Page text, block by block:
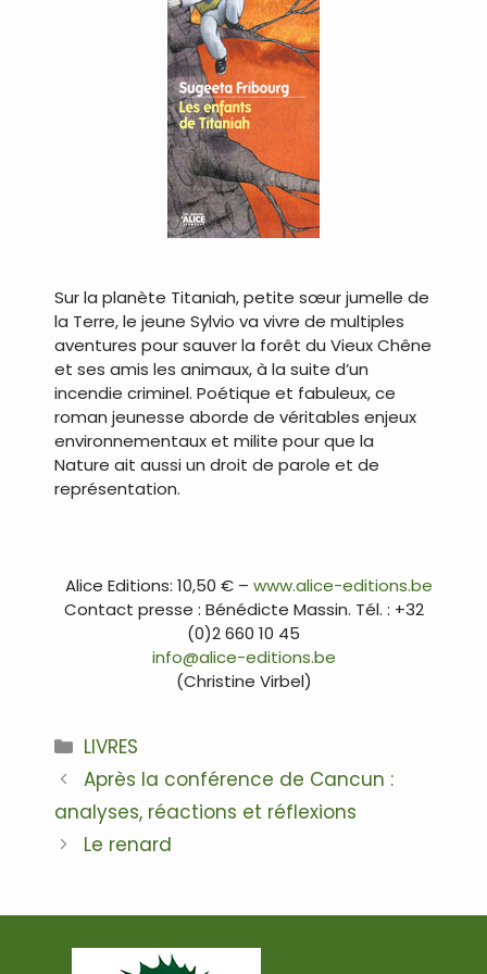
Sur la planète Titaniah, petite sœur jumelle de
la Terre, le jeune Sylvio va vivre de multiples
aventures pour sauver la forêt du Vieux Chêne
et ses amis les animaux, à la suite d’un
incendie criminel. Poétique et fabuleux, ce
roman jeunesse aborde de véritables enjeux
environnementaux et milite pour que la
Nature ait aussi un droit de parole et de
représentation.
Alice Editions: 10,50 € – www.alice-editions.be
Contact presse : Bénédicte Massin. Tél. : +32
(0)2 660 10 45
info@alice-editions.be
(Christine Virbel)
Catégories
LIVRES
Navigation
des
articles
Après la conférence de Cancun :
analyses, réactions et réflexions
Le renard